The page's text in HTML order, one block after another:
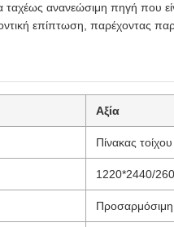
ανανεώσιμη πηγή που
επίπτωση, παρέχοντας
Αξία
Πίνακας
1220*2440/
Προσαρμόσιμη